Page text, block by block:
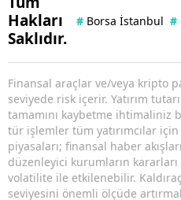
Hakları
Saklıdır.
# Borsa İstanbul #
Finansal araçlar ve/veya kripto
seviyede risk içerir. Yatırım
tamamını kaybetme ihtimaliniz
tür işlemler tüm yatırımcılar
piyasaları; finansal haber
düzenleyici kurumların
volatilite ile etkilenebilir.
seviyesini önemli ölçüde